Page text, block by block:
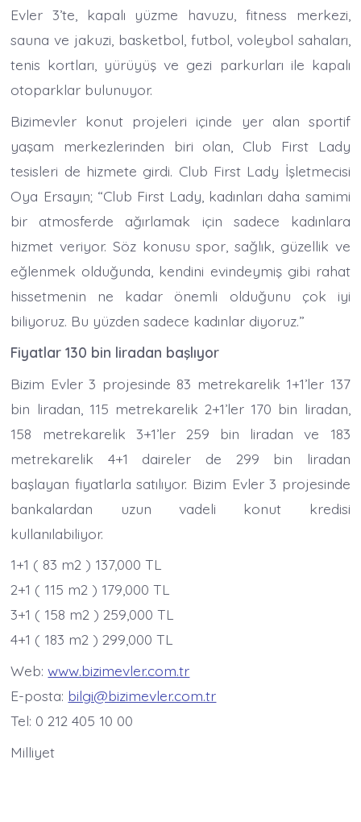
Evler 3’te, kapalı yüzme havuzu, fitness merkezi,
sauna ve jakuzi, basketbol, futbol, voleybol sahaları,
tenis kortları, yürüyüş ve gezi parkurları ile kapalı
otoparklar bulunuyor.
Bizimevler konut projeleri içinde yer alan sportif
yaşam merkezlerinden biri olan, Club First Lady
tesisleri de hizmete girdi. Club First Lady İşletmecisi
Oya Ersayın; “Club First Lady, kadınları daha samimi
bir atmosferde ağırlamak için sadece kadınlara
hizmet veriyor. Söz konusu spor, sağlık, güzellik ve
eğlenmek olduğunda, kendini evindeymiş gibi rahat
hissetmenin ne kadar önemli olduğunu çok iyi
biliyoruz. Bu yüzden sadece kadınlar diyoruz.”
Fiyatlar 130 bin liradan başlıyor
Bizim Evler 3 projesinde 83 metrekarelik 1+1’ler 137
bin liradan, 115 metrekarelik 2+1’ler 170 bin liradan,
158 metrekarelik 3+1’ler 259 bin liradan ve 183
metrekarelik 4+1 daireler de 299 bin liradan
başlayan fiyatlarla satılıyor. Bizim Evler 3 projesinde
bankalardan uzun vadeli konut kredisi
kullanılabiliyor.
1+1 ( 83 m2 ) 137,000 TL
2+1 ( 115 m2 ) 179,000 TL
3+1 ( 158 m2 ) 259,000 TL
4+1 ( 183 m2 ) 299,000 TL
Web:www.bizimevler.com.tr
E-posta: bilgi@bizimevler.com.tr
Tel: 0 212 405 10 00
Milliyet